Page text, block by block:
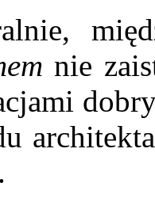
nie